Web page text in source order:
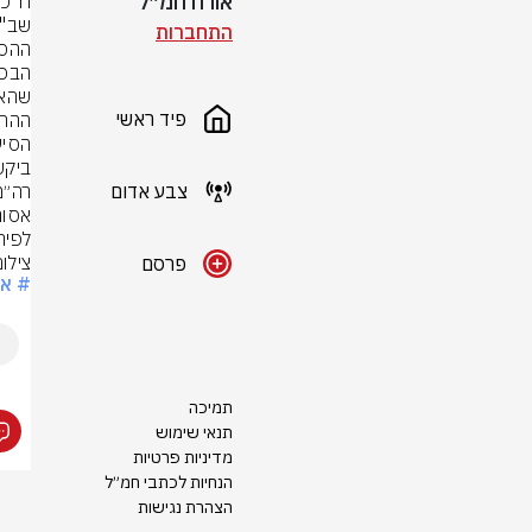
התחברות
פיד ראשי
צבע אדום
פרסם
תמיכה
תנאי שימוש
מדיניות פרטיות
הנחיות לכתבי חמ״ל
הצהרת נגישות
#